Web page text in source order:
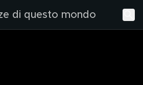
di questo mondo